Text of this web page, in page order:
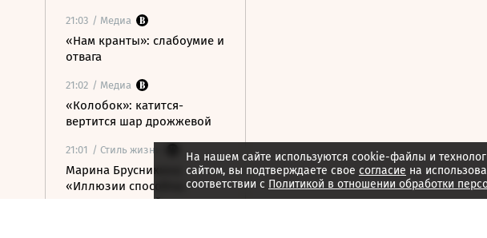
21:03 / Медиа
«Нам кранты»: слабоумие и
отвага
21:02 / Медиа
«Колобок»: катится-
вертится шар дрожжевой
21:01 / Стиль жизни
Марина Брусникина:
«Иллюзии способны
влиять на людей»
На нашем сайте используются cookie-файлы и
сайтом, вы подтверждаете свое согласие на
соответствии с Политикой в отношении обработки